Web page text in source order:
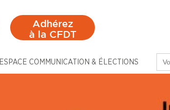
Adhérez
à la CFDT
ESPACE COMMUNICATION & ÉLECTIONS
for: